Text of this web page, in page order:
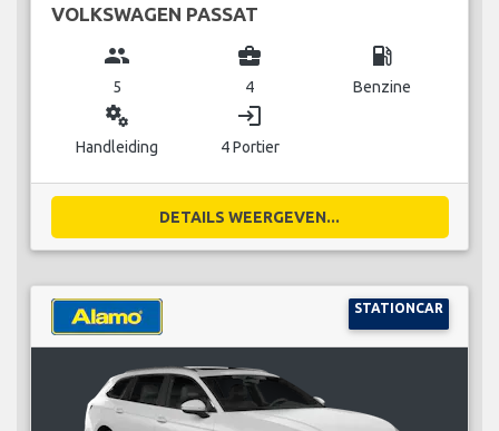
VOLKSWAGEN PASSAT
group
5
business_center
4
local_gas_station
Benzine
miscellaneous_services
Handleiding
login
4 Portier
DETAILS WEERGEVEN...
STATIONCAR